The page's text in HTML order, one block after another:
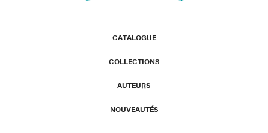
CATALOGUE
COLLECTIONS
AUTEURS
NOUVEAUTÉS